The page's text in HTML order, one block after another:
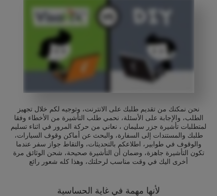
نحن نمكنك من تقديم طلبك على الانترنت، وتوجيه لكم خلال تجهيز
الطلب، والإجابة على الأسئلة، نحمي طلب التأشيرة من الأخطاء وفقا
لمتطلبات تأشيرة جزر سليمان ، نعاني من حركة المرور في اثناء تسليم
طلبك والمستندات إلى السفارة، والبحث عن أماكن وقوف السيارات،
والوقوف في طوابير، اطلاعكم بالتحديثات، والتقاط جواز سفر عندما
تكون التأشيرة جاهزة، وضمان أن التأشيرة صحيحة، شحن الوثائق مرة
أخرى اليك في وقت مناسب لرحلتك، وهذا كله شعور رائع
لأنها مهمة في غاية الحساسية